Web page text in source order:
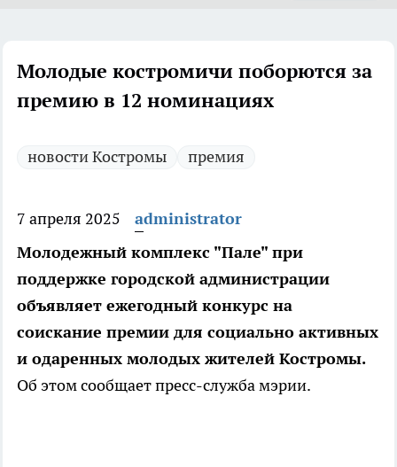
Молодые костромичи поборются за
премию в 12 номинациях
новости Костромы премия
7 апреля 2025
administrator
Молодежный комплекс "Пале" при
поддержке городской администрации
объявляет ежегодный конкурс на
соискание премии для социально активных
и одаренных молодых жителей Костромы.
Об этом сообщает пресс-служба мэрии.